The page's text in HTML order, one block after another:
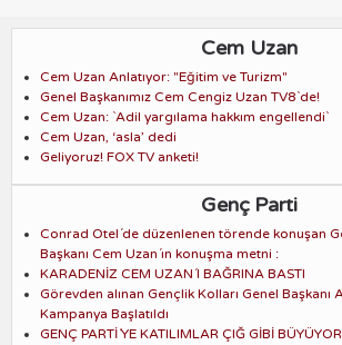
Cem Uzan
Cem Uzan Anlatıyor: "Eğitim ve Turizm"
Genel Başkanımız Cem Cengiz Uzan TV8`de!
Cem Uzan: `Adil yargılama hakkım engellendi`
Cem Uzan, ‘asla’ dedi
Geliyoruz! FOX TV anketi!
Genç Parti
Conrad Otel´de düzenlenen törende konuşan
Başkanı Cem Uzan´ın konuşma metni :
KARADENİZ CEM UZAN´I BAĞRINA BASTI
Görevden alınan Gençlik Kolları Genel
Kampanya Başlatıldı
GENÇ PARTİ´YE KATILIMLAR ÇIĞ GİBİ BÜYÜYOR